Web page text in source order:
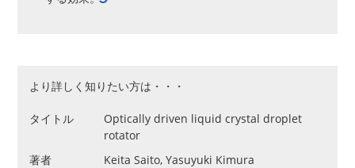
より詳しく知りたい方は・・・
タイトル
Optically driven liquid crystal droplet
rotator
著者
Keita Saito, Yasuyuki Kimura